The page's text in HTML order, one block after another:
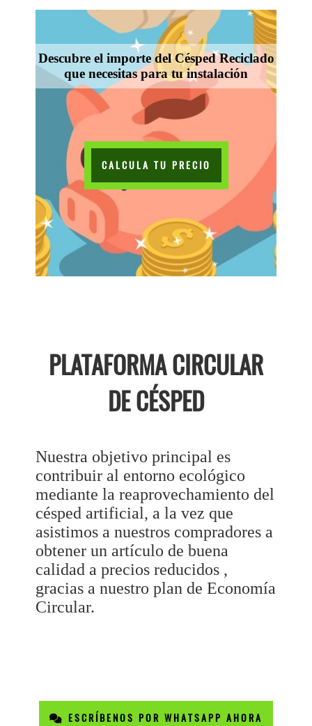
Descubre el importe del Césped Reciclado
que necesitas para tu instalación
CALCULA TU PRECIO
PLATAFORMA CIRCULAR
DE CÉSPED
Nuestra objetivo principal es
contribuir al entorno ecológico
mediante la reaprovechamiento del
césped artificial, a la vez que
asistimos a nuestros compradores a
obtener un artículo de buena
calidad a precios reducidos ,
gracias a nuestro plan de Economía
Circular.
ESCRÍBENOS POR WHATSAPP AHORA